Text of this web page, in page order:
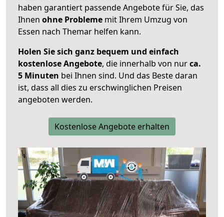
haben garantiert passende Angebote für Sie, das
Ihnen ohne Probleme mit Ihrem Umzug von
Essen nach Themar helfen kann.
Holen Sie sich ganz bequem und einfach
kostenlose Angebote, die innerhalb von nurca.
5 Minuten bei Ihnen sind. Und das Beste daran
ist, dass all dies zu erschwinglichen Preisen
angeboten werden.
Kostenlose Angebote erhalten